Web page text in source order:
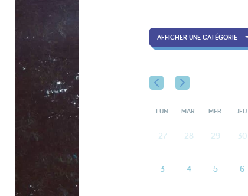
AFFICHER UNE CATÉGORIE
LUN. MAR. MER. JEU.
27 28 29 30
3 4 5 6